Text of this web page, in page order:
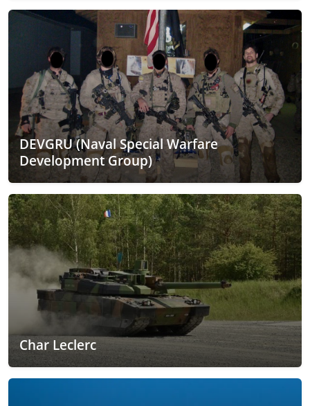
DEVGRU (Naval Special Warfare
Development Group)
Char Leclerc